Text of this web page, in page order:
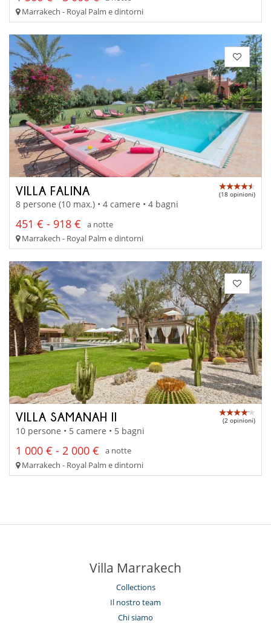
Marrakech - Royal Palm e dintorni
VILLA FALINA (18 opinioni)
8 persone (10 max.) • 4 camere • 4 bagni
451 € - 918 €
a notte
Marrakech - Royal Palm e dintorni
VILLA SAMANAH II (2 opinioni)
10 persone • 5 camere • 5 bagni
1 000 € - 2 000 €
a notte
Marrakech - Royal Palm e dintorni
Villa Marrakech
Collections
Il nostro team
Chi siamo